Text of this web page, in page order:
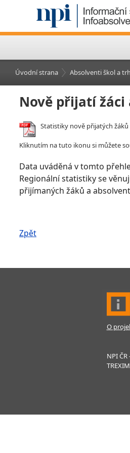
Úvodní strana Absolventi škol a
Nově přijatí žáci
Statistiky nově přijatých
Kliknutím na tuto ikonu si můžete
Data uváděná v tomto
Regionální statistiky se
přijímaných žáků a
Zpět
O
NPI